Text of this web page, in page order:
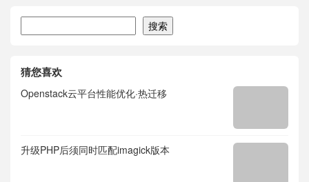
搜索
猜您喜欢
Openstack云平台性能优化·热迁移
升级PHP后须同时匹配imagick版本